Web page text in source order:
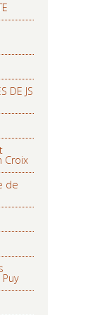
DE JS
Croix
de